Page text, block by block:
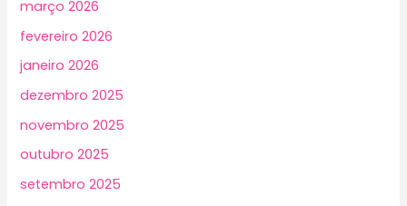
março 2026
fevereiro 2026
janeiro 2026
dezembro 2025
novembro 2025
outubro 2025
setembro 2025